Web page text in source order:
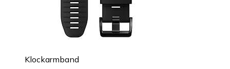
Klockarmband